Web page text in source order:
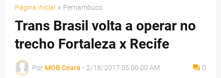
Página inicial Pernambuco
Trans Brasil volta a operar no
trecho Fortaleza x Recife
Por MOB Ceará - 2/18/2017 05:00:00 AM 0